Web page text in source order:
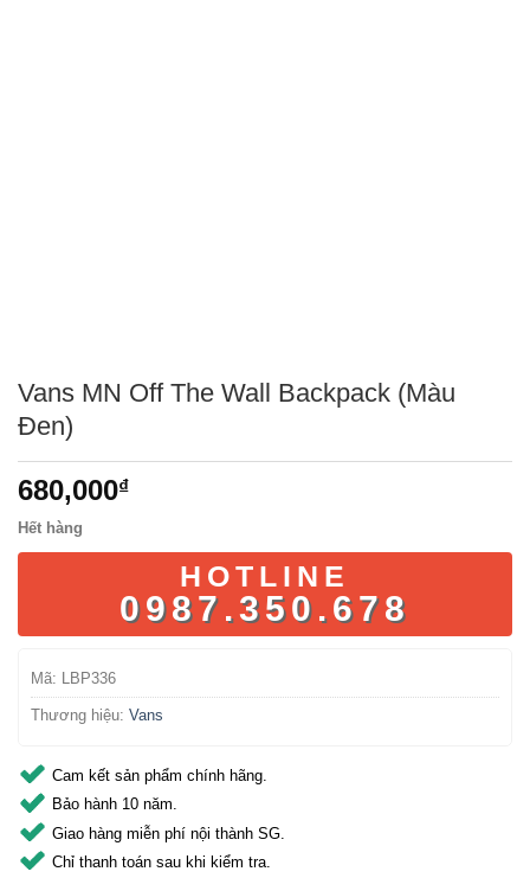
Vans MN Off The Wall Backpack (Màu
Đen)
680,000₫
Hết hàng
HOTLINE
0987.350.678
Mã: LBP336
Thương hiệu: Vans
Cam kết sản phẩm chính hãng.
Bảo hành 10 năm.
Giao hàng miễn phí nội thành SG.
Chỉ thanh toán sau khi kiểm tra.